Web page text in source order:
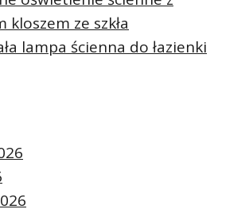
kloszem ze szkła
lampa ścienna do łazienki